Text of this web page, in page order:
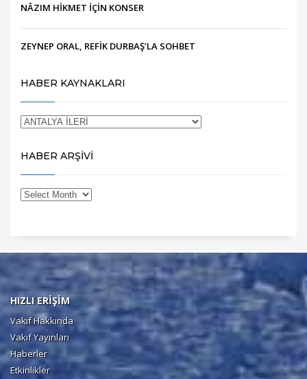
NÂZIM HİKMET İÇİN KONSER
ZEYNEP ORAL, REFİK DURBAŞ’LA SOHBET
HABER KAYNAKLARI
HABER ARŞİVİ
HIZLI ERİŞİM
Vakıf Hakkında
Vakıf Yayınları
Haberler
Etkinlikler